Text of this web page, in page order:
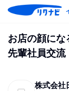
お店の顔に
先輩社員交流
株式会社